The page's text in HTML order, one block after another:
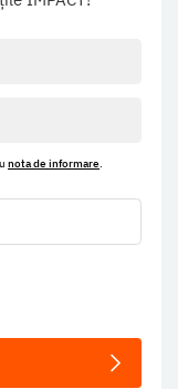
nota de informare